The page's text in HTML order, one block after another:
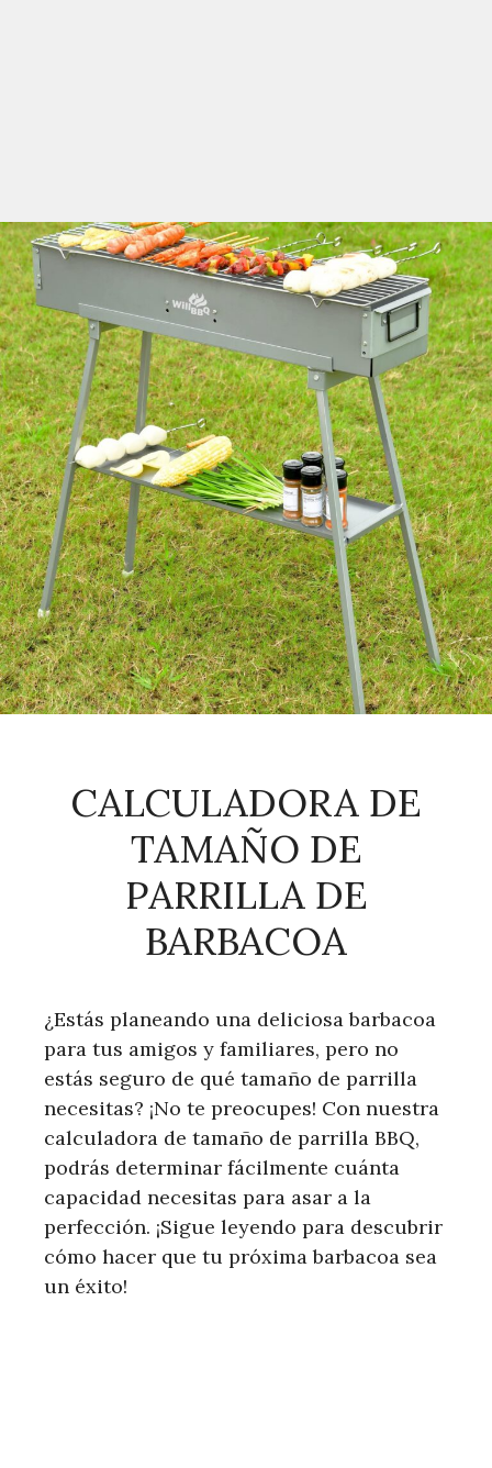
CALCULADORA DE
TAMAÑO DE
PARRILLA DE
BARBACOA
¿Estás planeando una deliciosa barbacoa
para tus amigos y familiares, pero no
estás seguro de qué tamaño de parrilla
necesitas? ¡No te preocupes! Con nuestra
calculadora de tamaño de parrilla BBQ,
podrás determinar fácilmente cuánta
capacidad necesitas para asar a la
perfección. ¡Sigue leyendo para descubrir
cómo hacer que tu próxima barbacoa sea
un éxito!